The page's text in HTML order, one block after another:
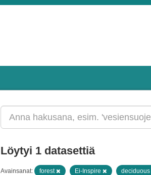
Löytyi 1 datasettiä
Avainsanat: forest Ei-Inspire